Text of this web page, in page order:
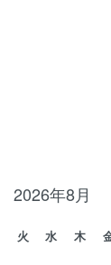
2026年8月
火 水 木